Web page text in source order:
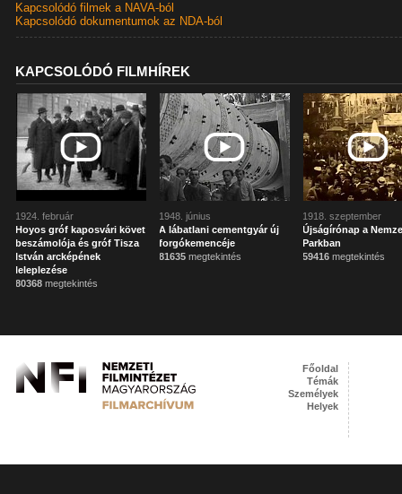
Kapcsolódó filmek a NAVA-ból
Kapcsolódó dokumentumok az NDA-ból
KAPCSOLÓDÓ FILMHÍREK
1924. február
Hoyos gróf kaposvári követ
beszámolója és gróf Tisza
István arcképének
leleplezése
80368 megtekintés
1948. június
A lábatlani cementgyár új
forgókemencéje
81635 megtekintés
1918. szeptember
Újságírónap a
Parkban
59416 megtekintés
Főoldal
Témák
Személyek
Helyek